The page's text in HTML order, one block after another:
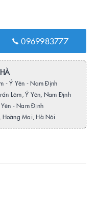
0969983777
- Ý Yên - Nam Định
Lâm, Ý Yên, Nam Định
Yên - Nam Định
Mai, Hà Nội